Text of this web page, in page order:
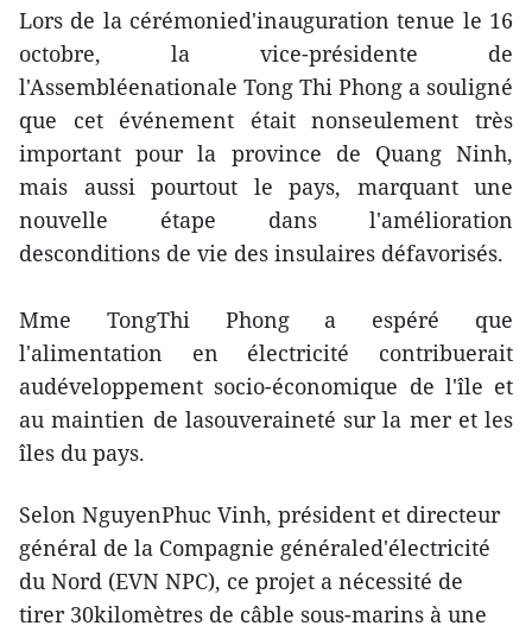
Lors de la cérémonied'inauguration tenue le 16
octobre, la vice-présidente de
l'Assembléenationale Tong Thi Phong a souligné
que cet événement était nonseulement très
important pour la province de Quang Ninh,
mais aussi pourtout le pays, marquant une
nouvelle étape dans l'amélioration
desconditions de vie des insulaires défavorisés.
Mme TongThi Phong a espéré que
l'alimentation en électricité contribuerait
audéveloppement socio-économique de l'île et
au maintien de lasouveraineté sur la mer et les
îles du pays.
Selon NguyenPhuc Vinh, président et directeur
général de la Compagnie généraled'électricité
du Nord (EVN NPC), ce projet a nécessité de
tirer 30kilomètres de câble sous-marins à une